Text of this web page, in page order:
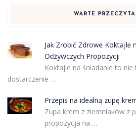
WARTE
Jak Zrobić Zdrowe Koktajle
Odżywczych Propozycji
Koktajle na śniadanie to
dostarczenie …
Przepis na idealną zupę
Zupa krem z ziemniaków z
propozycja na …